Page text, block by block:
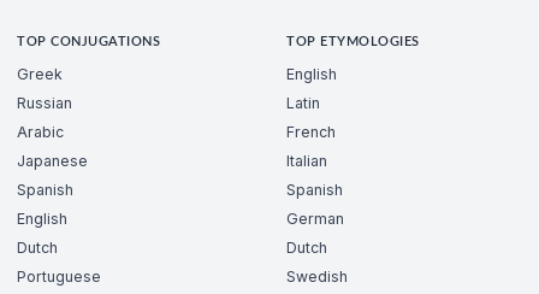
TOP CONJUGATIONS
Greek
Russian
Arabic
Japanese
Spanish
English
Dutch
Portuguese
TOP ETYMOLOGIES
English
Latin
French
Italian
Spanish
German
Dutch
Swedish